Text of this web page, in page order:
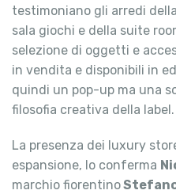
testimoniano gli arredi
sala giochi e della suite
selezione di oggetti e
in vendita e disponibili in
quindi un pop-up ma una
filosofia creativa della label.
La presenza dei luxury
espansione, lo conferma
marchio fiorentino